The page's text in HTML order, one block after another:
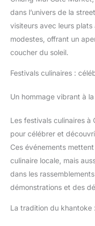
dans l’univers de la
visiteurs avec leurs
modestes, offrant un
coucher du soleil.
Festivals culinaires :
Un hommage vibrant à
Les festivals culinaires à
pour célébrer et
Ces événements
culinaire locale, mais
dans les
démonstrations et des
La tradition du khantoke